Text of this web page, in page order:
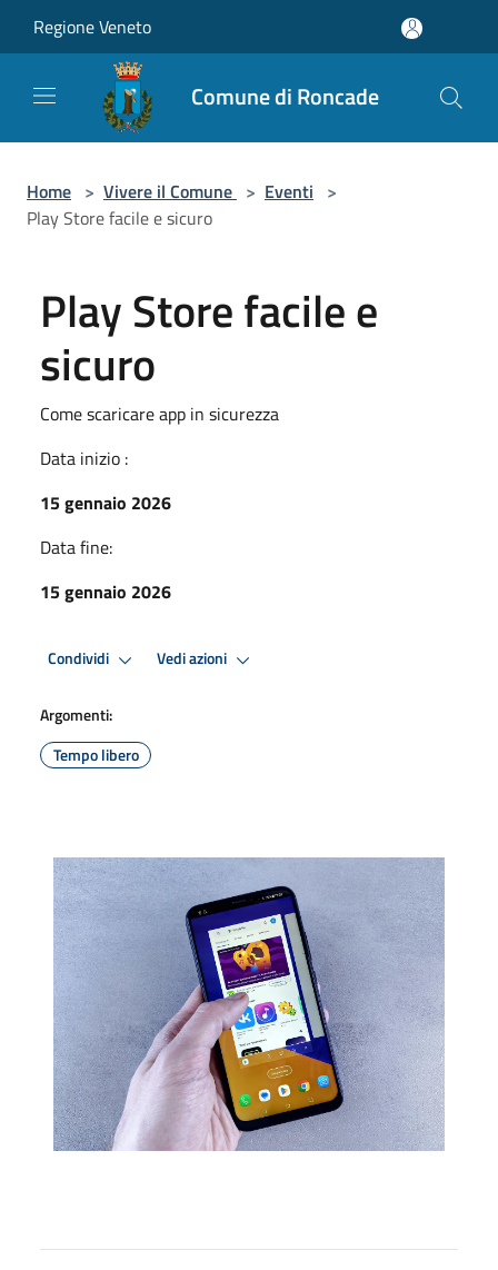
Regione Veneto
Comune di Roncade
Home > Vivere il Comune > Eventi >
Play Store facile e sicuro
Play Store facile e
sicuro
Come scaricare app in sicurezza
Data inizio :
15 gennaio 2026
Data fine:
15 gennaio 2026
Condividi Vedi azioni
Argomenti:
Tempo libero